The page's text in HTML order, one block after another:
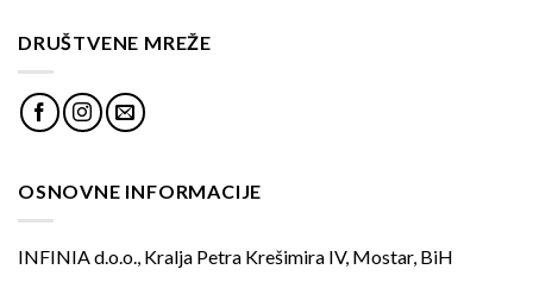
DRUŠTVENE MREŽE
OSNOVNE INFORMACIJE
INFINIA d.o.o., Kralja Petra Krešimira IV, Mostar, BiH